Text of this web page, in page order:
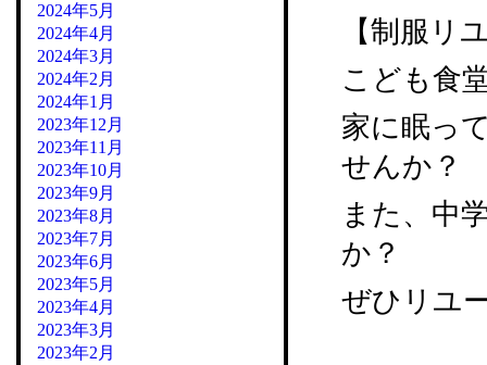
【制服リ
こども食
家に眠っ
せんか？
また、中
か？
ぜひリユ
2024年5月
2024年4月
2024年3月
2024年2月
2024年1月
2023年12月
2023年11月
2023年10月
2023年9月
2023年8月
2023年7月
2023年6月
2023年5月
2023年4月
2023年3月
2023年2月